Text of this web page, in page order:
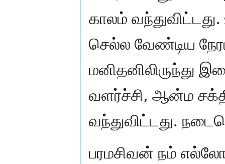
காலம்
செல்ல வேண்டிய
மனிதனிலிருந்து
வளர்ச்சி, ஆன்ம
வந்துவிட்டது.
பரமசிவன் நம்